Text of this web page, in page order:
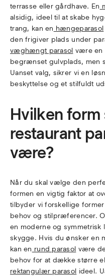
terrasse eller gårdhave. En
alsidig, ideel til at skabe
trang, kan en hængeparasol
den frigiver plads under
væghængt parasol være en
begrænset gulvplads, men
Uanset valg, sikrer vi en
beskyttelse og et stilfuldt
Hvilken form
restaurant
være?
Når du skal vælge den
formen en vigtig faktor at
tilbyder vi forskellige
behov og stilpræferencer.
en moderne og
skygge. Hvis du ønsker en
kan en rund parasol være
behov for at dække større
rektangulær parasol ideel.